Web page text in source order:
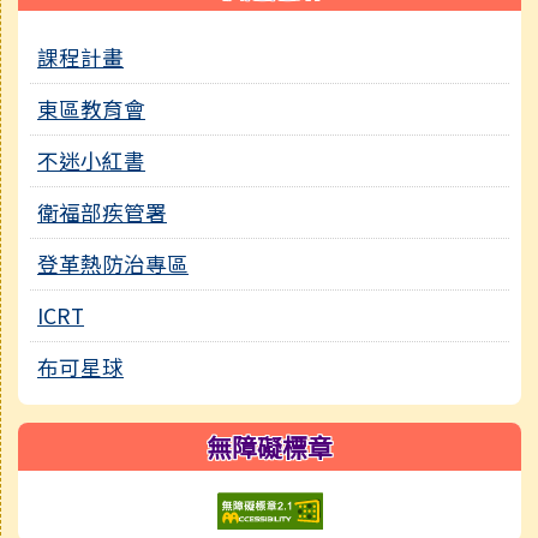
課程計畫
東區教育會
不迷小紅書
衛福部疾管署
登革熱防治專區
ICRT
布可星球
無障礙標章